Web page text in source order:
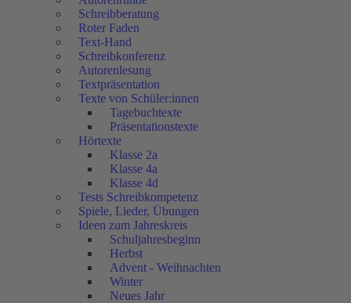
Schreibberatung
Roter Faden
Text-Hand
Schreibkonferenz
Autorenlesung
Textpräsentation
Texte von Schüler:innen
Tagebuchtexte
Präsentationstexte
Hörtexte
Klasse 2a
Klasse 4a
Klasse 4d
Tests Schreibkompetenz
Spiele, Lieder, Übungen
Ideen zum Jahreskreis
Schuljahresbeginn
Herbst
Advent - Weihnachten
Winter
Neues Jahr